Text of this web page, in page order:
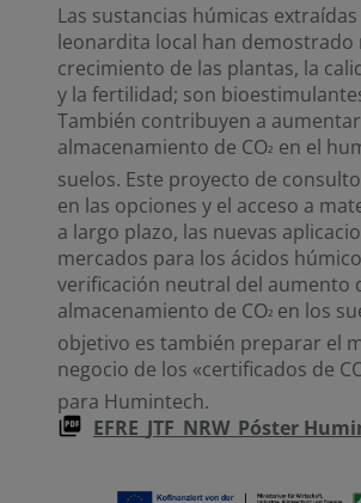
Las sustancias húmicas extraídas
leonardita local han demostrado
crecimiento de las plantas, la
y la fertilidad; son
También contribuyen a
almacenamiento de CO² en el
suelos. Este proyecto de
en las opciones y el acceso a
a largo plazo, las nuevas
mercados para los ácidos
verificación neutral del aumento
almacenamiento de CO² en los
objetivo es también preparar el
negocio de los «certificados de
para Humintech.
EFRE_JTF_NRW_Póster